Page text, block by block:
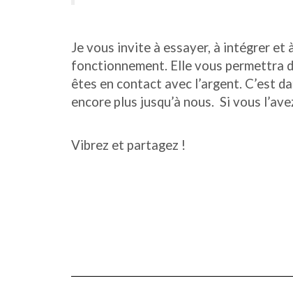
Je vous invite à essayer, à intégrer
fonctionnement. Elle vous permettra
êtes en contact avec l’argent. C’est
encore plus jusqu’à nous. Si vous
Vibrez et partagez !